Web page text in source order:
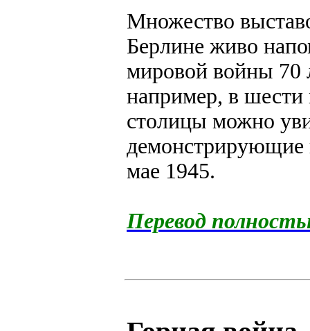
Множество
Берлине живо
мировой войны 70
например, в шести
столицы можно
демонстрирующие
мае 1945.
Перевод